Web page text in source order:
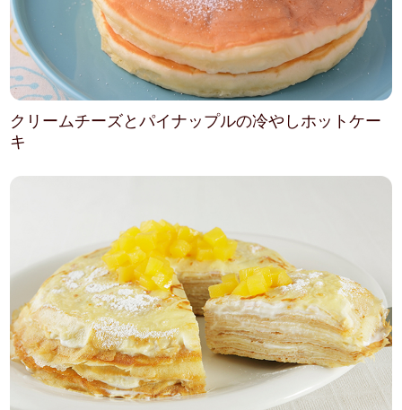
クリームチーズとパイナップルの冷やしホットケー
キ